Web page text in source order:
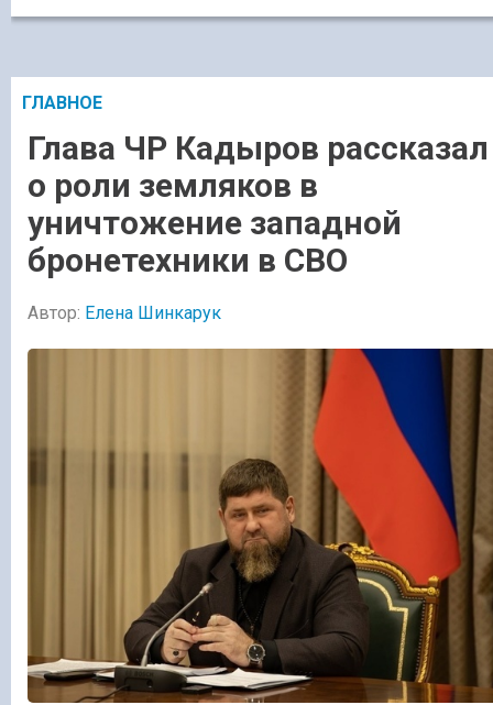
ГЛАВНОЕ
Глава ЧР Кадыров рассказал
о роли земляков в
уничтожение западной
бронетехники в СВО
Автор: Елена Шинкарук